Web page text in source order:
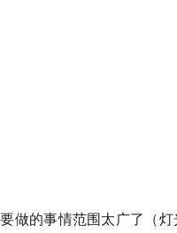
做的事情范围太广了（